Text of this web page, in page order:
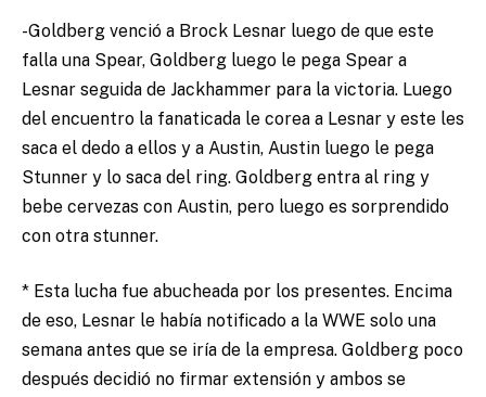
-Goldberg venció a Brock Lesnar luego de que este
falla una Spear, Goldberg luego le pega Spear a
Lesnar seguida de Jackhammer para la victoria. Luego
del encuentro la fanaticada le corea a Lesnar y este les
saca el dedo a ellos y a Austin, Austin luego le pega
Stunner y lo saca del ring. Goldberg entra al ring y
bebe cervezas con Austin, pero luego es sorprendido
con otra stunner.
* Esta lucha fue abucheada por los presentes. Encima
de eso, Lesnar le había notificado a la WWE solo una
semana antes que se iría de la empresa. Goldberg poco
después decidió no firmar extensión y ambos se